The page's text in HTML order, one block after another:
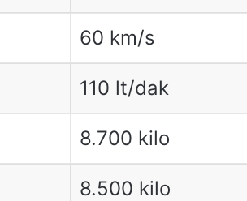
60 km/s
110 lt/dak
8.700 kilo
8.500 kilo